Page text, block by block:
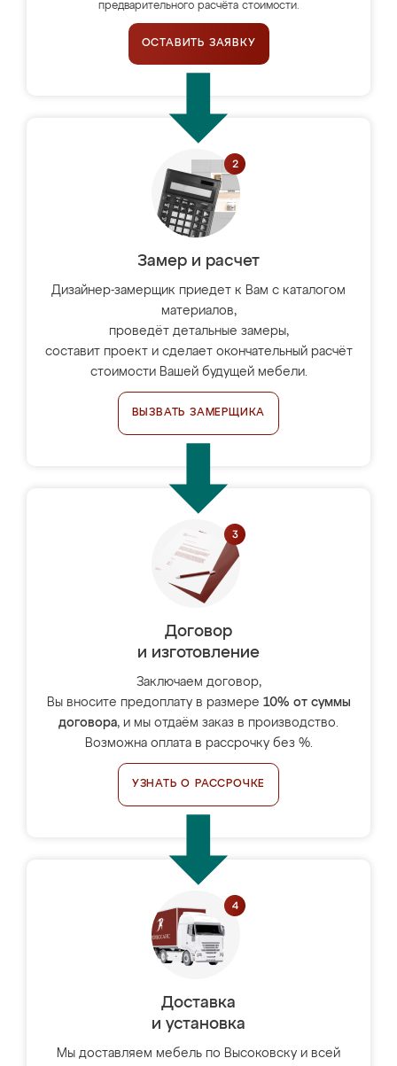
предварительного расчёта стоимости.
ОСТАВИТЬ ЗАЯВКУ
Замер и расчет
Дизайнер-замерщик приедет к Вам с каталогом
материалов,
проведёт детальные замеры,
составит проект и сделает окончательный расчёт
стоимости Вашей будущей мебели.
ВЫЗВАТЬ ЗАМЕРЩИКА
Договор
и изготовление
Заключаем договор,
Вы вносите предоплату в размере 10% от суммы
договора, и мы отдаём заказ в производство.
Возможна оплата в рассрочку без %.
УЗНАТЬ О РАССРОЧКЕ
Доставка
и установка
Мы доставляем мебель по Высоковску и всей